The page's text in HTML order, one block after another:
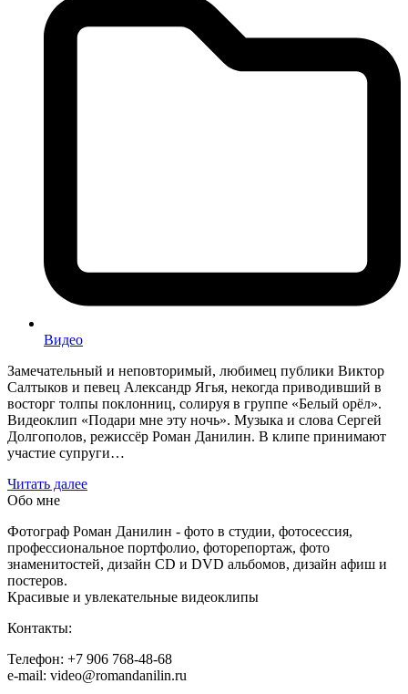
Видео
Замечательный и неповторимый, любимец публики Виктор
Салтыков и певец Александр Ягья, некогда приводивший в
восторг толпы поклонниц, солируя в группе «Белый орёл».
Видеоклип «Подари мне эту ночь». Музыка и слова Сергей
Долгополов, режиссёр Роман Данилин. В клипе принимают
участие супруги…
Читать далее
Обо мне
Фотограф Роман Данилин - фото в студии, фотосессия,
профессиональное портфолио, фоторепортаж, фото
знаменитостей, дизайн CD и DVD альбомов, дизайн афиш и
постеров.
Красивые и увлекательные видеоклипы
Контакты:
Телефон: +7 906 768-48-68
e-mail: video@romandanilin.ru